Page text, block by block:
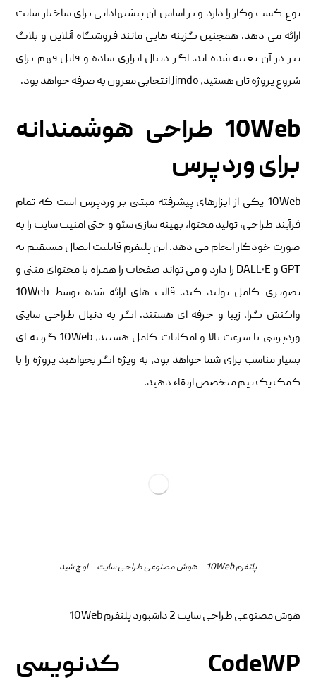
نوع کسب وکار را دارد و بر اساس آن پیشنهاداتی برای ساختار سایت
ارائه می دهد. همچنین گزینه هایی مانند فروشگاه آنلاین و بلاگ
نیز در آن تعبیه شده اند. اگر دنبال ابزاری ساده و قابل فهم برای
شروع پروژه تان هستید، Jimdo انتخابی مقرون به صرفه خواهد بود.
10Web طراحی هوشمندانه
برای وردپرس
10Web یکی از ابزارهای پیشرفته مبتنی بر وردپرس است که تمام
فرآیند طراحی، تولید محتوا، بهینه سازی سئو و حتی امنیت سایت را به
صورت خودکار انجام می دهد. این پلتفرم قابلیت اتصال مستقیم به
GPT و DALL·E را دارد و می تواند صفحات را همراه با محتوای متنی و
تصویری کامل تولید کند. قالب های ارائه شده توسط 10Web
واکنش گرا، زیبا و حرفه ای هستند. اگر به دنبال طراحی سایتی
وردپرسی با سرعت بالا و امکانات کامل هستید، 10Web گزینه ای
بسیار مناسب برای شما خواهد بود، به ویژه اگر بخواهید پروژه را با
کمک یک تیم متخصص ارتقاء دهید.
پلتفرم 10Web – هوش مصنوعی طراحی سایت – اوج شید
هوش مصنوعی طراحی سایت 2 داشبورد پلتفرم 10Web
CodeWP کدنویسی